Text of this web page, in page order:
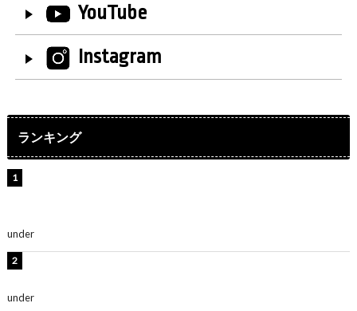
YouTube
Instagram
ランキング
under
under